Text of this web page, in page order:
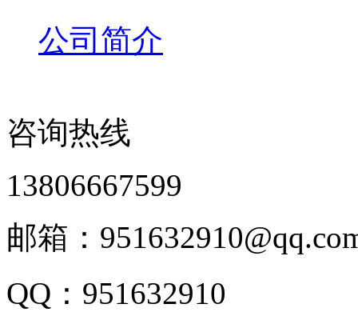
公司简介
咨询热线
13806667599
邮箱：
QQ：951632910